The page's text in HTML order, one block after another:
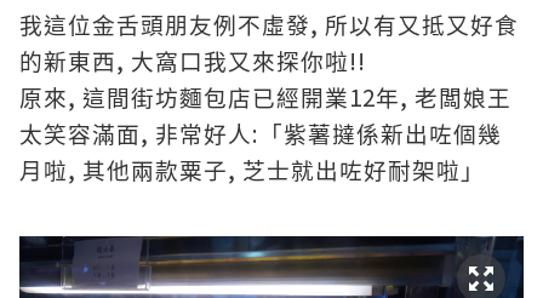
我這位金舌頭朋友例不虛發, 所以有又抵又好食
的新東西, 大窩口我又來探你啦!!
原來, 這間街坊麵包店已經開業12年, 老闆娘王
太笑容滿面, 非常好人: 「紫薯撻係新出咗個幾
月啦, 其他兩款粟子, 芝士就出咗好耐架啦」